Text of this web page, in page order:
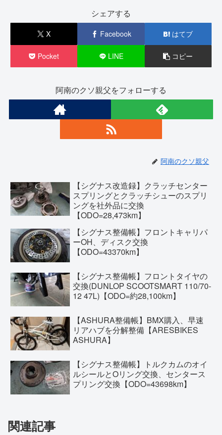
シェアする
X Facebook はてブ
Pocket LINE コピー
阿南のクソ親父をフォローする
阿南のクソ親父
【シグナス改造録】クラッチセンター
スプリングとクラッチシューのスプリ
ングを社外品に交換
【ODO=28,473km】
【シグナス整備帳】フロントキャリパ
ーOH、ディスク交換
【ODO=43370km】
【シグナス整備帳】フロントタイヤの
交換(DUNLOP SCOOTSMART 110/70-
12 47L)【ODO=約28,100km】
【ASHURA整備帳】BMX購入、早速
リアハブを分解整備【ARESBIKES
ASHURA】
【シグナス整備帳】トルクカムのオイ
ルシールとOリング交換、センタース
プリング交換【ODO=43698km】
関連記事